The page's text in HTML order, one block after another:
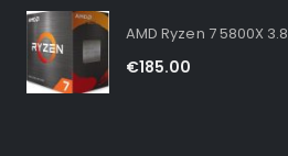
AMD Ryzen 7 5800X
€185.00